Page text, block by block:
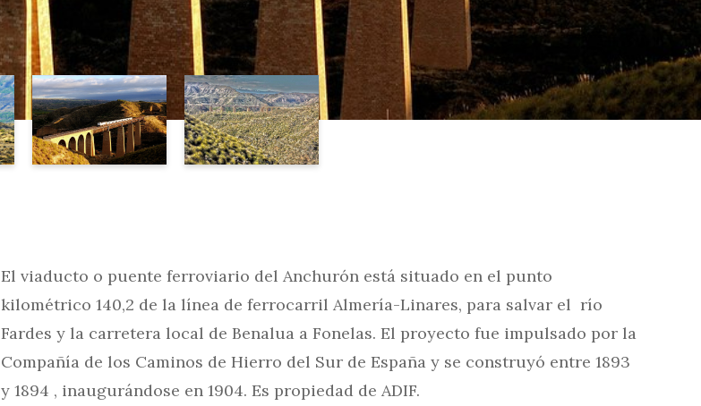
El viaducto o puente ferroviario del Anchurón está situado en el punto
kilométrico 140,2 de la línea de ferrocarril Almería-Linares, para salvar el río
Fardes y la carretera local de Benalua a Fonelas. El proyecto fue impulsado por la
Compañía de los Caminos de Hierro del Sur de España y se construyó entre 1893
y 1894 , inaugurándose en 1904. Es propiedad de ADIF.